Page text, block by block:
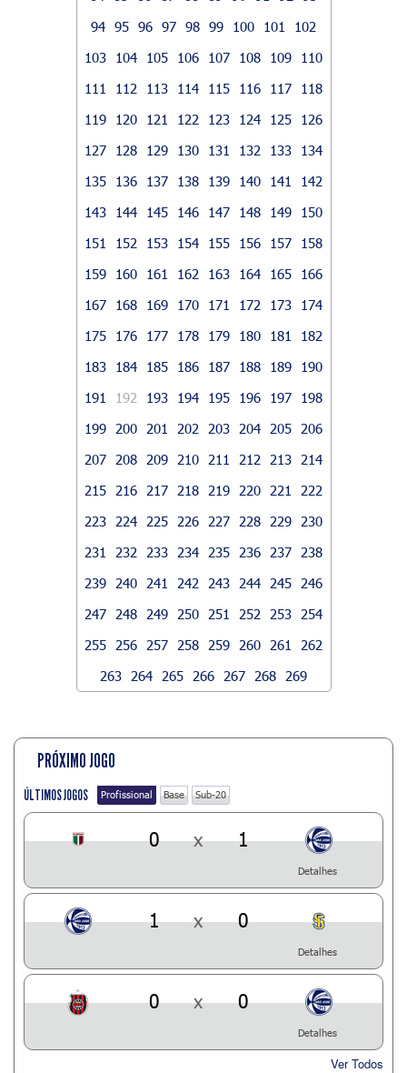
94 95 96 97 98 99 100 101
102
103
104 105 106 107 108 109
110
111
112 113 114 115 116 117
118
119
120 121 122 123 124 125
126
127
128 129 130 131 132 133
134
135
136 137 138 139 140 141
142
143
144 145 146 147 148 149
150
151
152 153 154 155 156 157
158
159
160 161 162 163 164 165
166
167
168 169 170 171 172 173
174
175
176 177 178 179 180 181
182
183
184 185 186 187 188 189
190
191
192 193 194 195 196 197
198
199
200 201 202 203 204 205
206
207
208 209 210 211 212 213
214
215
216 217 218 219 220 221
222
223
224 225 226 227 228 229
230
231
232 233 234 235 236 237
238
239
240 241 242 243 244 245
246
247
248 249 250 251 252 253
254
255
256 257 258 259 260 261
262
263
264 265 266 267 268 269
PRÓXIMO JOGO
ÚLTIMOS JOGOS Profissional Base Sub-20
0 x 1
Detalhes
1 x 0
Detalhes
0 x 0
Detalhes
Ver Todos